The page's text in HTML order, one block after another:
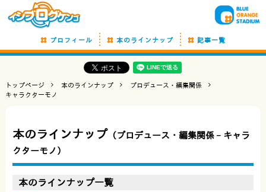
プロフィール 本のラインナップ 記事一覧
トップページ 本のラインナップ
プロデュース・編集関係
キャラクターモノ
本のラインナップ （プロデュース・編集関係 − キャラ
クターモノ ）
本のラインナップ一覧